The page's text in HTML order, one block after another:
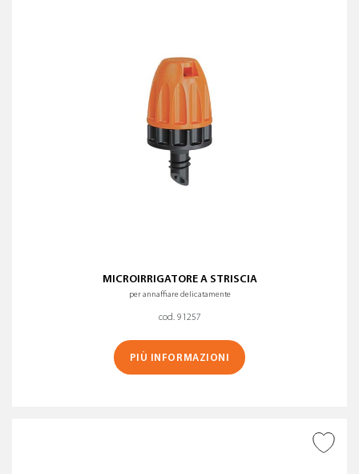
MICROIRRIGATORE A STRISCIA
per annaffiare delicatamente
cod. 91257
PIÙ INFORMAZIONI